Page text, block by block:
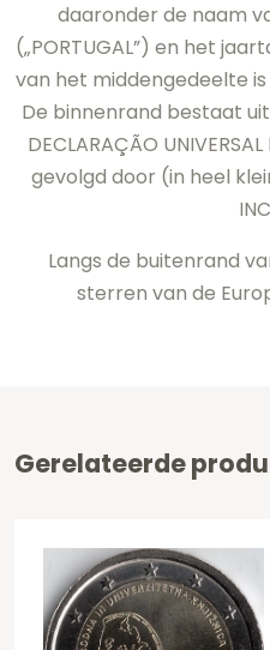
daaronder de naam
(„PORTUGAL”) en het
van het middengedeelte
De binnenrand bestaat uit
DECLARAÇÃO
gevolgd door (in heel
Langs de buitenrand
sterren van de
Gerelateerde